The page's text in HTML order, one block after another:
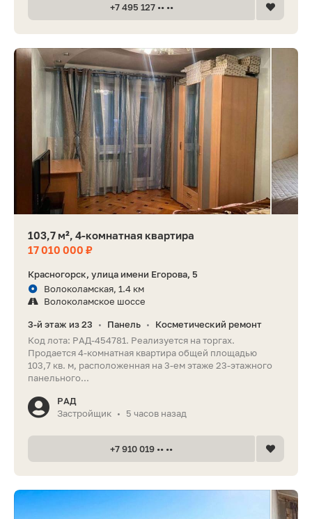
+7 495 127 •• ••
103,7 м², 4-комнатная квартира
17 010 000 ₽
Красногорск, улица имени Егорова, 5
Волоколамская, 1.4 км
Волоколамское шоссе
3-й этаж из 23 • Панель •
Косметический ремонт
Код лота: РАД-454781. Реализуется на торгах.
Продается 4-комнатная квартира общей площадью
103,7 кв. м, расположенная на 3-ем этаже 23-этажного
панельного...
РАД
Застройщик • 5 часов назад
+7 910 019 •• ••